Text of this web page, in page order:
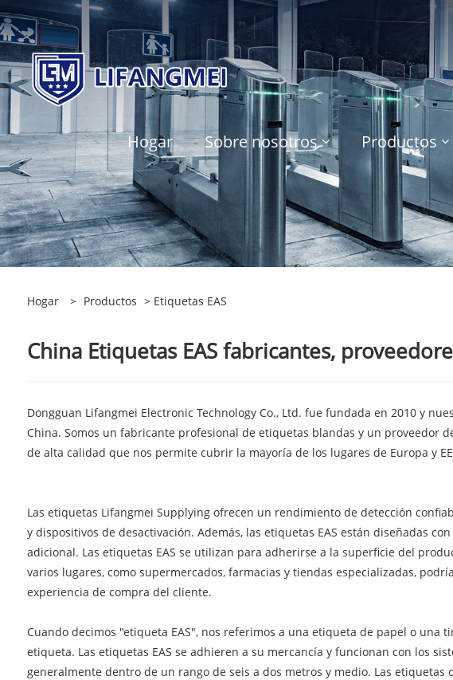
Hogar Sobre nosotros Productos
Hogar > Productos > Etiquetas EAS
China Etiquetas EAS fabricantes,
Dongguan Lifangmei Electronic Technology Co., Ltd. fue fundada en 2010 y
China. Somos un fabricante profesional de etiquetas blandas y un proveedor
de alta calidad que nos permite cubrir la mayoría de los lugares de Europa y
Las etiquetas Lifangmei Supplying ofrecen un rendimiento de detección
y dispositivos de desactivación. Además, las etiquetas EAS están diseñadas
adicional. Las etiquetas EAS se utilizan para adherirse a la superficie del
varios lugares, como supermercados, farmacias y tiendas especializadas,
experiencia de compra del cliente.
Cuando decimos "etiqueta EAS", nos referimos a una etiqueta de papel o
etiqueta. Las etiquetas EAS se adhieren a su mercancía y funcionan con los
generalmente dentro de un rango de seis a dos metros y medio. Las